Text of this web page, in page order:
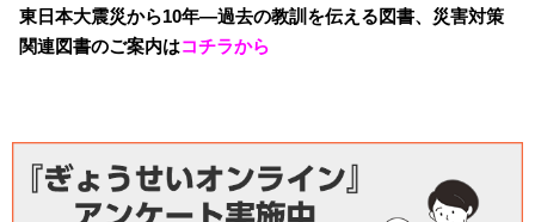
東日本大震災から10年―過去の教訓を伝える図書、災害対策
関連図書のご案内はコチラから